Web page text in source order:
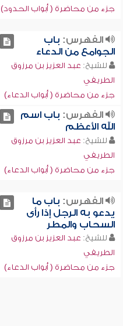
جزء من محاضرة ( أبواب الحدود)
الفهرس: باب
الجوامع من الدعاء
للشيخ: عبد العزيز بن مرزوق
الطريفي
جزء من محاضرة ( أبواب الدعاء)
الفهرس: باب اسم
الله الأعظم
للشيخ: عبد العزيز بن مرزوق
الطريفي
جزء من محاضرة ( أبواب الدعاء)
الفهرس: باب ما
يدعو به الرجل إذا رأى
السحاب والمطر
للشيخ: عبد العزيز بن مرزوق
الطريفي
جزء من محاضرة ( أبواب الدعاء)